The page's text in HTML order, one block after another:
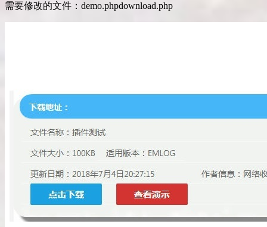
需要修改的文件：demo.phpdownload.php